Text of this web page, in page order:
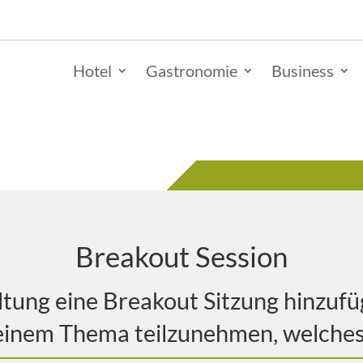
Hotel Gastronomie Business
Breakout Session
eine Breakout Sitzung
Thema teilzunehmen,